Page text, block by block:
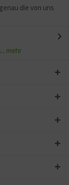
die von uns
mehr